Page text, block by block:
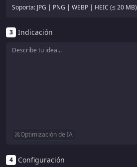
Soporta: JPG | PNG | WEBP | HEIC (≤ 20 MB)
3 Indicación
Optimización de IA
4 Configuración